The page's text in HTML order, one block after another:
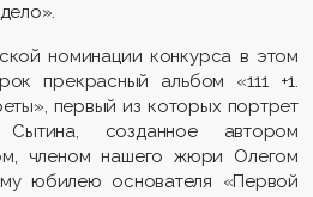
номинации конкурса в этом
прекрасный альбом «111 +1.
первый из которых портрет
созданное автором
членом нашего жюри Олегом
юбилею основателя «Первой